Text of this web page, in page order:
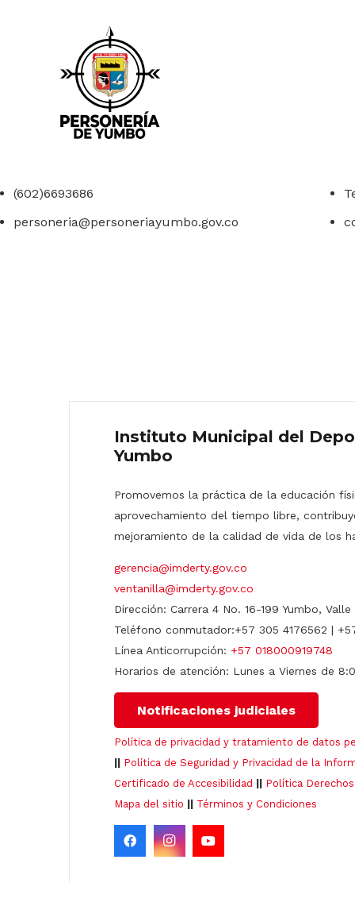
(602)6693686
personeria@personeriayumbo.gov.co
Instituto Municipal del
Yumbo
Promovemos la práctica de la educación
aprovechamiento del tiempo libre,
mejoramiento de la calidad de vida de los
gerencia@imderty.gov.co
ventanilla@imderty.gov.co
Dirección: Carrera 4 No. 16-199 Yumbo,
Teléfono conmutador:+57 305 4176562 |
Línea Anticorrupción: +57 018000919748
Horarios de atención: Lunes a Viernes de
Notificaciones judiciales
Política de privacidad y tratamiento de datos
|| Política de Seguridad y Privacidad de la
Certificado de Accesibilidad || Política
Mapa del sitio || Términos y Condiciones